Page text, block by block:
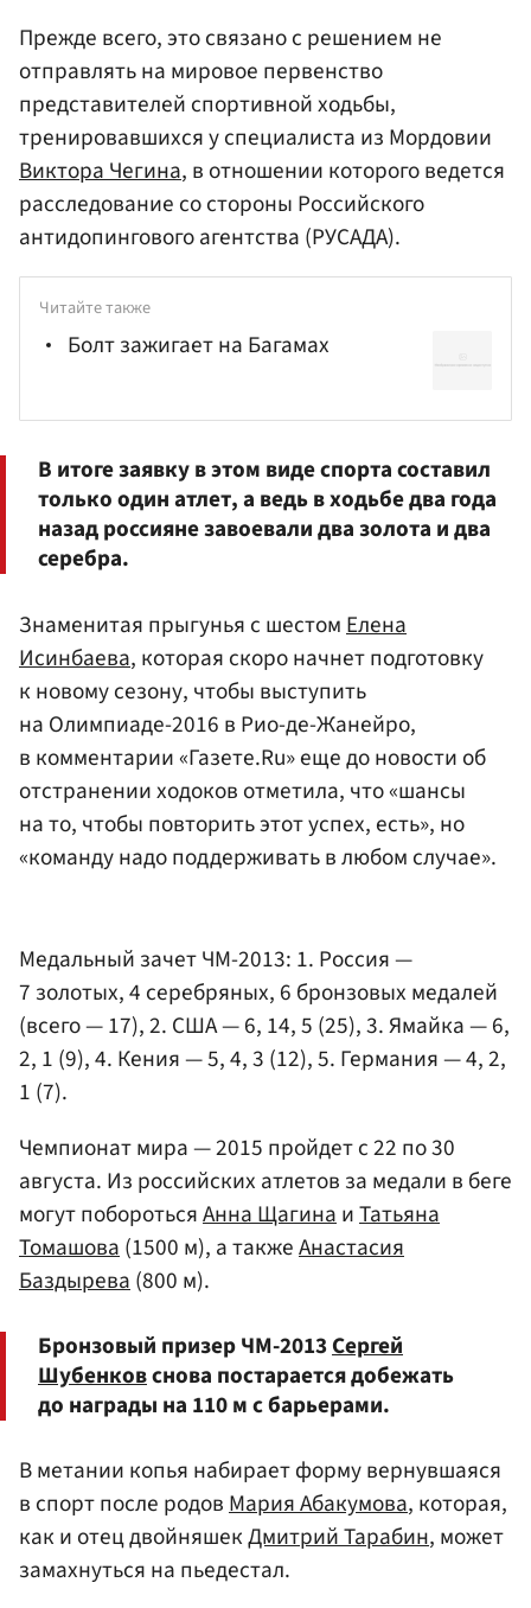
Прежде всего, это связано с решением не
отправлять на мировое первенство
представителей спортивной ходьбы,
тренировавшихся у специалиста из Мордовии
Виктора Чегина, в отношении которого ведется
расследование со стороны Российского
антидопингового агентства (РУСАДА).
Читайте также
Болт зажигает на Багамах
В итоге заявку в этом виде спорта составил
только один атлет, а ведь в ходьбе два года
назад россияне завоевали два золота и два
серебра.
Знаменитая прыгунья с шестомЕлена
Исинбаева, которая скоро начнет подготовку
к новому сезону, чтобы выступить
на Олимпиаде-2016 в Рио-де-Жанейро,
в комментарии «Газете.Ru» еще до новости об
отстранении ходоков отметила, что «шансы
на то, чтобы повторить этот успех, есть», но
«команду надо поддерживать в любом случае».
Медальный зачет ЧМ-2013: 1. Россия —
7 золотых, 4 серебряных, 6 бронзовых медалей
(всего — 17), 2. США — 6, 14, 5 (25), 3. Ямайка — 6,
2, 1 (9), 4. Кения — 5, 4, 3 (12), 5. Германия — 4, 2,
1 (7).
Чемпионат мира — 2015 пройдет с 22 по 30
августа. Из российских атлетов за медали в беге
могут поборотьсяАнна ЩагинаиТатьяна
Томашова(1500 м), а такжеАнастасия
Баздырева(800 м).
Бронзовый призер ЧМ-2013Сергей
Шубенковснова постарается добежать
до награды на 110 м с барьерами.
В метании копья набирает форму вернувшаяся
в спорт после родовМария Абакумова, которая,
как и отец двойняшекДмитрий Тарабин, может
замахнуться на пьедестал.